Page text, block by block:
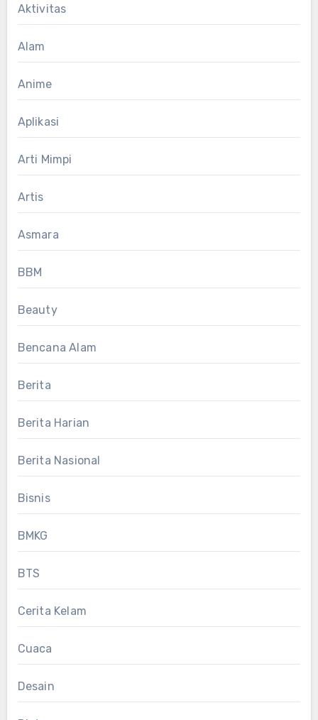
Aktivitas
Alam
Anime
Aplikasi
Arti Mimpi
Artis
Asmara
BBM
Beauty
Bencana Alam
Berita
Berita Harian
Berita Nasional
Bisnis
BMKG
BTS
Cerita Kelam
Cuaca
Desain